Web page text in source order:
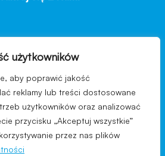
użytkowników
aby poprawić jakość
reklamy lub treści dostosowane
użytkowników oraz analizować
przycisku „Akceptuj wszystkie”
przez nas plików
strony
prywatności
Kontakt